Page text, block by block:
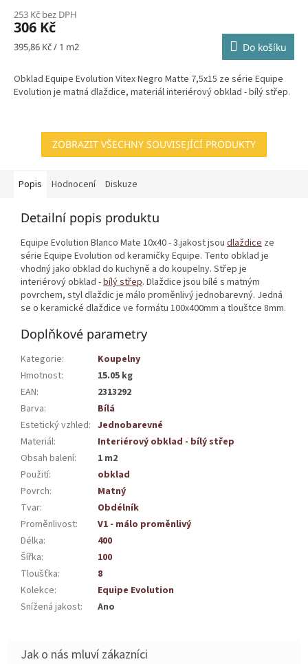
253 Kč bez DPH
306 Kč
Měrná
395,86 Kč / 1 m2 Do košíku
Obklad Equipe Evolution Vitex Negro Matte 7,5x15 ze série Equipe
Evolution je matná dlaždice, materiál interiérový obklad - bílý střep.
ZOBRAZIT VŠECHNY SOUVISEJÍCÍ PRODUKTY
Popis Hodnocení Diskuze
Detailní popis produktu
Equipe Evolution Blanco Mate 10x40 - 3.jakost jsou dlaždice ze
série Equipe Evolution od keramičky Equipe. Tento obklad je
vhodný jako obklad do kuchyně a do koupelny. Střep je
interiérový obklad -bílý střep. Dlaždice jsou bílé s matným
povrchem, styl dlaždic je málo proměnlivý jednobarevný. Jedná
se o keramické dlaždice ve formátu 100x400mm a tlouštce 8mm.
Doplňkové parametry
Kategorie:
Koupelny
Hmotnost:
15.05 kg
EAN:
2313292
Barva:
Bílá
Estetický vzhled: Jednobarevné
Materiál:
Interiérový obklad - bílý střep
Obsah balení:
1 m2
Použití:
obklad
Povrch:
Matný
Tvar:
Obdélník
Proměnlivost:
V1 - málo proměnlivý
Délka:
400
Šířka:
100
Tloušťka:
8
Kolekce:
Equipe Evolution
Snížená jakost: Ano